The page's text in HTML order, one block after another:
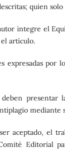
quien
integre el
artículo.
expresadas por
deben presentar
mediante
aceptado, el
Editorial